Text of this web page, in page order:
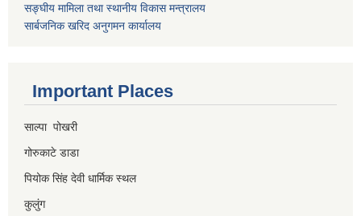
सङ्घीय मामिला तथा स्थानीय विकास मन्त्रालय
सार्बजनिक खरिद अनुगमन कार्यालय
Important Places
साल्पा पोखरी
गोरुकाटे डाडा
पियोक सिंह देवी धार्मिक स्थल
कुलुंग